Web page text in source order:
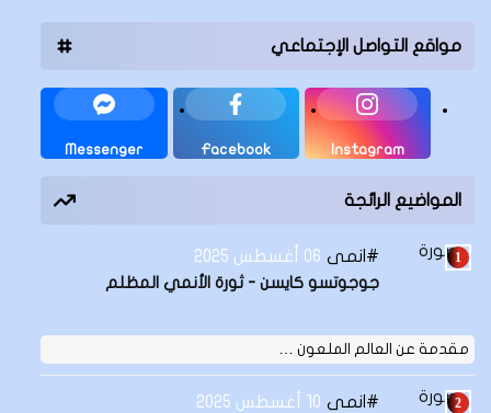
مواقع التواصل الإجتماعي
Instagram
Facebook
Messenger
المواضيع الرائجة
انمى 06 أغسطس 2025
جوجوتسو كايسن - ثورة الأنمي المظلم
مقدمة عن العالم الملعون …
انمى 10 أغسطس 2025